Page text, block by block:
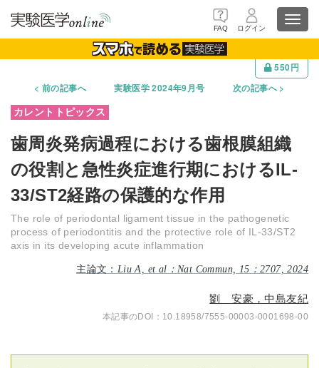
FAQ ログイン
550円
前の記事へ
実験医学 2024年9月号 次の記事へ
歯周炎発病過程における歯根膜組織
の役割と急性炎症進行期におけるIL-
33/ST2経路の保護的な作用
The role of periodontal ligament tissue in the pathogenetic
process of periodontitis and the protective role of IL-33/ST2
axis in its developing acute inflammation
Liu A, et al：Nat Commun, 15：2707, 2024
劉 安豪，中島友紀
10.18958/7555-00003-0001698-00